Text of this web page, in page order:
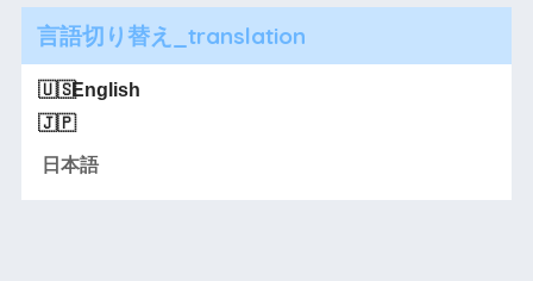
言語切り替え_translation
English
日本語